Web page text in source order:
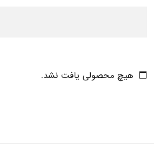
هیچ محصولی یافت نشد.